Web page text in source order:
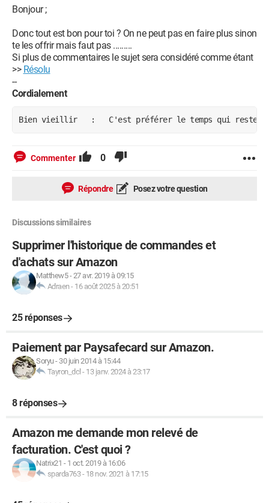
Bonjour ;
Donc tout est bon pour toi ? On ne peut pas en faire plus sinon
te les offrir mais faut pas .........
Si plus de commentaires le sujet sera considéré comme étant
>> Résolu
--
Cordialement
Bien vieillir   :   C'est préférer le temps qui reste au
Commenter 0
Répondre Posez votre question
Discussions similaires
Supprimer l'historique de commandes et
d'achats sur Amazon
Matthew5-27 avr. 2019 à 09:15
Adraen- 16 août 2025 à 20:51
25 réponses
Paiement par Paysafecard sur Amazon.
Soryu- 30 juin 2014 à 15:44
Tayron_dcl - 13 janv. 2024 à 23:17
8 réponses
Amazon me demande mon relevé de
facturation. C'est quoi ?
Natrix21 - 1 oct. 2019 à 16:06
sparda763- 18 nov. 2021 à 17:15